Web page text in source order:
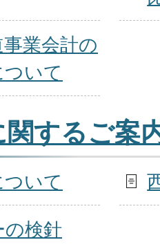
業会計の
いて
するご案
いて
検針